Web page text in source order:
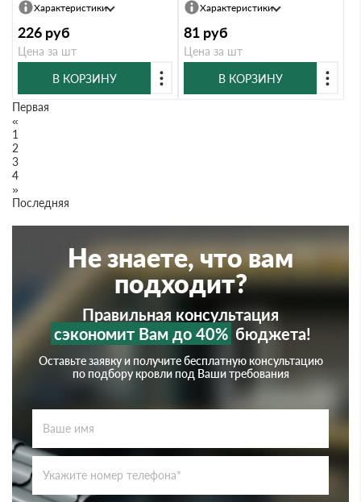
Характеристики
226 руб
Цена за шт
В КОРЗИНУ
Характеристики
81 руб
Цена за шт
В КОРЗИНУ
Первая
«
1
2
3
4
»
Последняя
Не знаете, что вам
подходит?
Правильная консультация
сэкономит Вам до 40% бюджета!
Оставьте заявку и получите бесплатную консультацию
по подбору кровли под Ваши требования